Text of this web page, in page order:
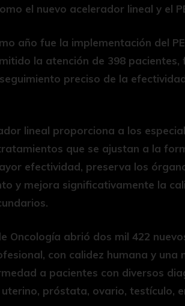
el nuevo acelerador lineal y el
año fue la implementación del
la atención de 398 pacientes,
preciso de la
lineal proporciona a los
que se ajustan a la
efectividad, preserva los
y mejora significativamente la
Oncología abrió dos mil 422
con calidez humana y una
a pacientes con diversos
próstata, ovario, testículo,